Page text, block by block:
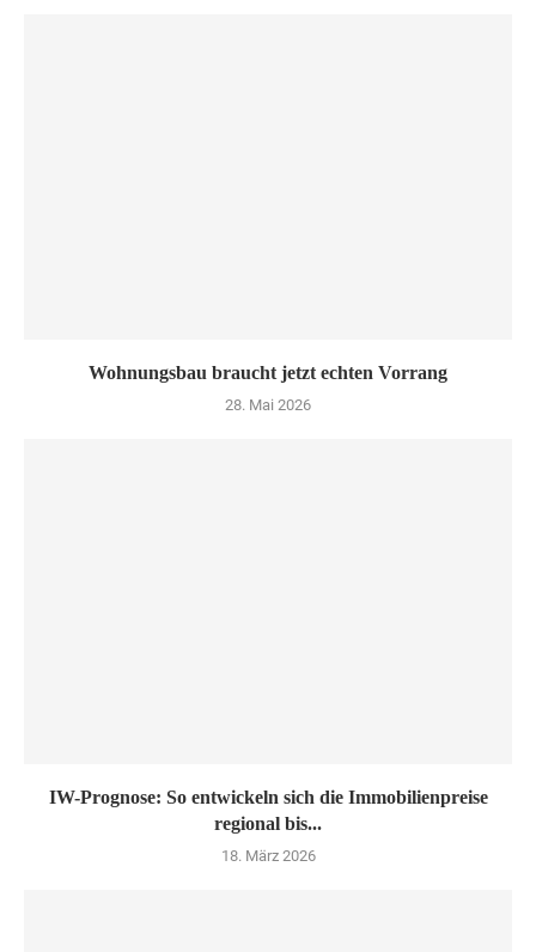
Wohnungsbau braucht jetzt echten Vorrang
28. Mai 2026
IW-Prognose: So entwickeln sich die Immobilienpreise
regional bis...
18. März 2026